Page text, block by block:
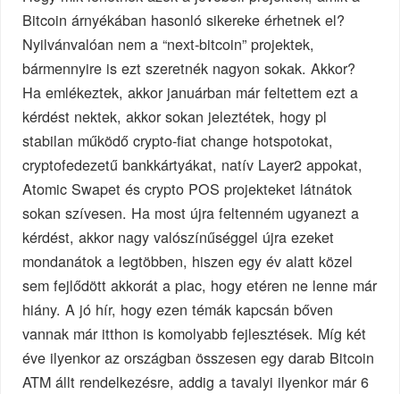
Bitcoin árnyékában hasonló sikereke érhetnek el?
Nyilvánvalóan nem a “next-bitcoin” projektek,
bármennyire is ezt szeretnék nagyon sokak. Akkor?
Ha emlékeztek, akkor januárban már feltettem ezt a
kérdést nektek, akkor sokan jeleztétek, hogy pl
stabilan működő crypto-fiat change hotspotokat,
cryptofedezetű bankkártyákat, natív Layer2 appokat,
Atomic Swapet és crypto POS projekteket látnátok
sokan szívesen. Ha most újra feltenném ugyanezt a
kérdést, akkor nagy valószínűséggel újra ezeket
mondanátok a legtöbben, hiszen egy év alatt közel
sem fejlődött akkorát a piac, hogy etéren ne lenne már
hiány. A jó hír, hogy ezen témák kapcsán bőven
vannak már itthon is komolyabb fejlesztések. Míg két
éve ilyenkor az országban összesen egy darab Bitcoin
ATM állt rendelkezésre, addig a tavalyi ilyenkor már 6